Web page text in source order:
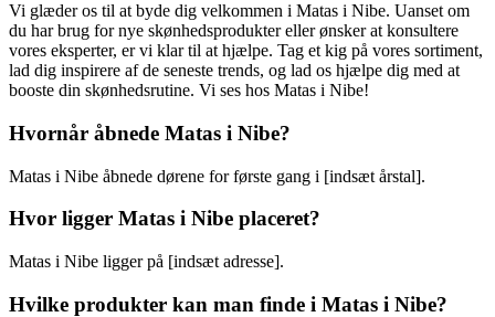
Vi glæder os til at byde dig velkommen i Matas i Nibe. Uanset om
du har brug for nye skønhedsprodukter eller ønsker at konsultere
vores eksperter, er vi klar til at hjælpe. Tag et kig på vores sortiment,
lad dig inspirere af de seneste trends, og lad os hjælpe dig med at
booste din skønhedsrutine. Vi ses hos Matas i Nibe!
Hvornår åbnede Matas i Nibe?
Matas i Nibe åbnede dørene for første gang i [indsæt årstal].
Hvor ligger Matas i Nibe placeret?
Matas i Nibe ligger på [indsæt adresse].
Hvilke produkter kan man finde i Matas i Nibe?